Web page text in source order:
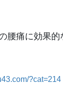
腰痛に効果
?cat=214